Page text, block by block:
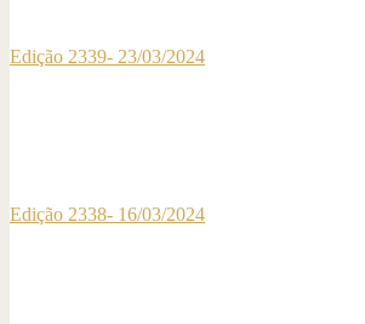
Edição 2339- 23/03/2024
Edição 2338- 16/03/2024